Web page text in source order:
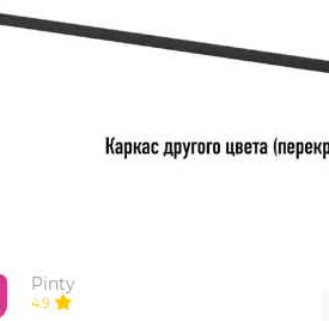
ДЛЯ КОМФОРТА
Pinty
4.9